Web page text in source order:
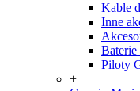
Kable
Inne
Baterie
Piloty
+